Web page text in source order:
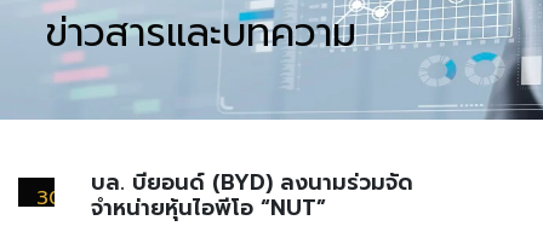
ข่าวสารและบทความ
30
บล. บียอนด์ (BYD) ลงนามร่วมจัด
จำหน่ายหุ้นไอพีโอ “NUT”